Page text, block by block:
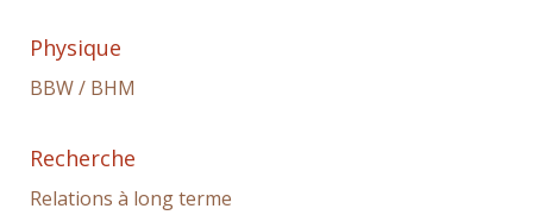
Physique
BBW / BHM
Recherche
Relations à long terme